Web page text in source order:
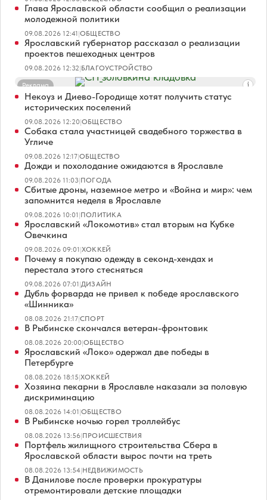
Глава Ярославской области сообщил о реализации
молодежной политики
09.08.2026 12:41|ОБЩЕСТВО
Ярославский губернатор рассказал о реализации
проектов пешеходных центров
09.08.2026 12:32|БЛАГОУСТРОЙСТВО
Реклама
Некоуз и Диево-Городище хотят получить статус
исторических поселений
09.08.2026 12:20|ОБЩЕСТВО
Собака стала участницей свадебного торжества в
Угличе
09.08.2026 12:17|ОБЩЕСТВО
Дожди и похолодание ожидаются в Ярославле
09.08.2026 11:03|ПОГОДА
Сбитые дроны, наземное метро и «Война и мир»: чем
запомнится неделя в Ярославле
09.08.2026 10:01|ПОЛИТИКА
Ярославский «Локомотив» стал вторым на Кубке
Овечкина
09.08.2026 09:01|ХОККЕЙ
Почему я покупаю одежду в секонд-хендах и
перестала этого стесняться
09.08.2026 07:01|ДИЗАЙН
Дубль форварда не привел к победе ярославского
«Шинника»
08.08.2026 21:17|СПОРТ
В Рыбинске скончался ветеран-фронтовик
08.08.2026 20:00|ОБЩЕСТВО
Ярославский «Локо» одержал две победы в
Петербурге
08.08.2026 18:15|ХОККЕЙ
Хозяина пекарни в Ярославле наказали за половую
дискриминацию
08.08.2026 14:01|ОБЩЕСТВО
В Рыбинске ночью горел троллейбус
08.08.2026 13:56|ПРОИСШЕСТВИЯ
Портфель жилищного строительства Сбера в
Ярославской области вырос почти на треть
08.08.2026 13:54|НЕДВИЖИМОСТЬ
В Данилове после проверки прокуратуры
отремонтировали детские площадки